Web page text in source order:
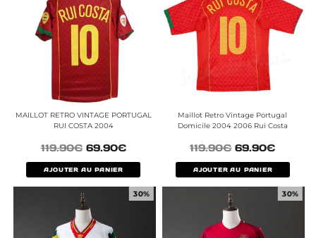
MAILLOT RETRO VINTAGE PORTUGAL
RUI COSTA 2004
119.90€ 69.90€
AJOUTER AU PANIER
Maillot Retro Vintage Portugal
Domicile 2004 2006 Rui Costa
119.90€ 69.90€
AJOUTER AU PANIER
30% 30%